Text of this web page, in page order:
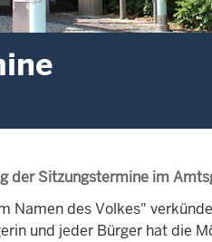
der Sitzungstermine im
Namen des Volkes"
und jeder Bürger hat die